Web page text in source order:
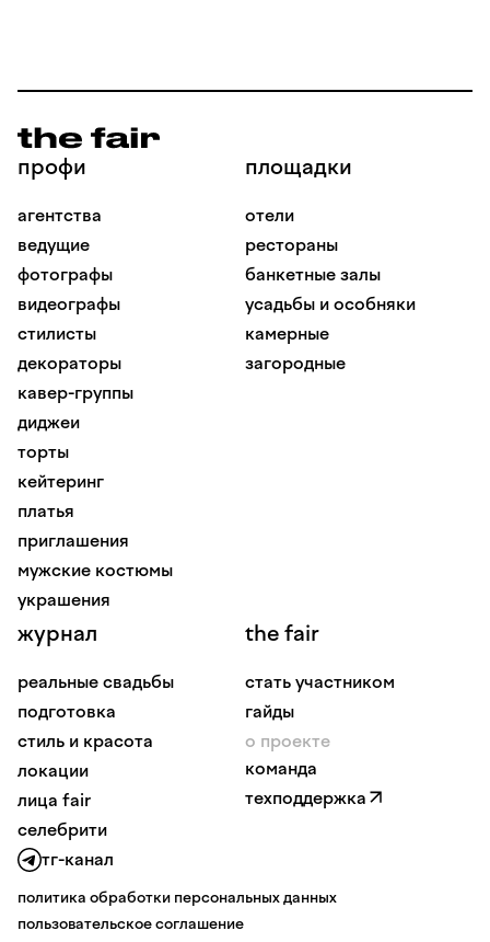
профи
агентства
ведущие
фотографы
видеографы
стилисты
декораторы
кавер-группы
диджеи
торты
кейтеринг
платья
приглашения
мужские костюмы
украшения
площадки
отели
рестораны
банкетные залы
усадьбы и особняки
камерные
загородные
журнал
реальные свадьбы
подготовка
стиль и красота
локации
лица fair
селебрити
the fair
стать участником
гайды
о проекте
команда
техподдержка
тг-канал
политика обработки персональных данных
пользовательское соглашение